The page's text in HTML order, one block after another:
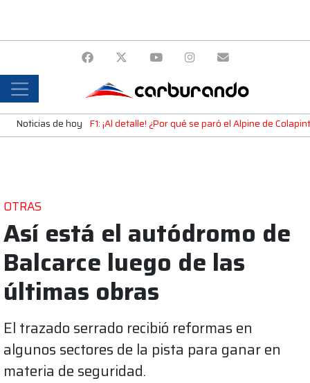
Noticias de hoy F1: ¡Al detalle! ¿Por qué se paró el Alpine de
OTRAS
Así está el autódromo de
Balcarce luego de las
últimas obras
El trazado serrado recibió reformas en
algunos sectores de la pista para ganar en
materia de seguridad.